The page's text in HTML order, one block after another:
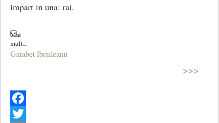
impart in una: rai.
Garabet Ibraileanu
>>>
Facebook